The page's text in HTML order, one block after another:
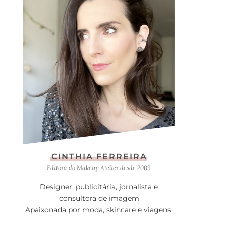
CINTHIA FERREIRA
Editora do Makeup Atelier desde 2009
Designer, publicitária, jornalista e
consultora de imagem
Apaixonada por moda, skincare e viagens.